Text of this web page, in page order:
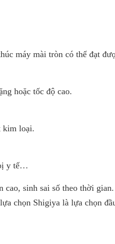
máy mài tròn có thể đạt
hoặc tốc độ cao.
kim loại.
y tế…
sinh sai số theo thời
chọn Shigiya là lựa chọn